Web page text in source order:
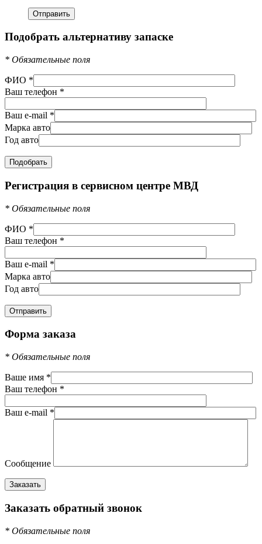
Подобрать альтернативу запаске
* Обязательные поля
ФИО *
Ваш телефон *
Ваш e-mail *
Марка авто
Год авто
Регистрация в сервисном центре МВД
* Обязательные поля
ФИО *
Ваш телефон *
Ваш e-mail *
Марка авто
Год авто
Форма заказа
* Обязательные поля
Ваше имя *
Ваш телефон *
Ваш e-mail *
Сообщение
Заказать обратный звонок
* Обязательные поля